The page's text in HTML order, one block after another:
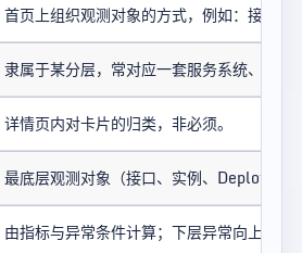
首页上组织观测对象的方式，例如：接口
隶属于某分层，常对应一套服务系统、集群
详情页内对卡片的归类，非必须。
最底层观测对象（接口、实例、
由指标与异常条件计算；下层异常向上传导